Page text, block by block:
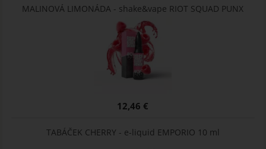
MALINOVÁ LIMONÁDA - shake&vape RIOT SQUAD PUNX
12,46 €
TABÁČEK CHERRY - e-liquid EMPORIO 10 ml